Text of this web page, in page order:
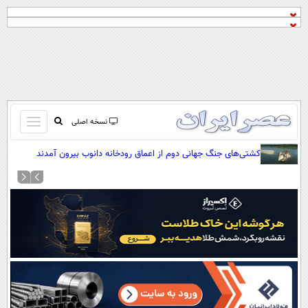
نسخه اصلی
باز
و
کردن
صفحه اول
آرشیو
نظرسنجی
آب و هوا
اوقات شرعی
سواد زندگی
کشتی‌های جنگ جهانی دوم از اعماق رودخانه دانوب بیرون آمدند